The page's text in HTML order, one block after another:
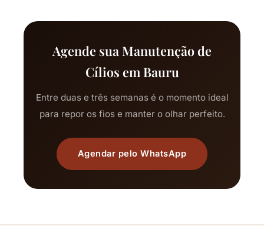
Agende sua Manutenção de
Cílios em Bauru
Entre duas e três semanas é o momento ideal
para repor os fios e manter o olhar perfeito.
Agendar pelo WhatsApp